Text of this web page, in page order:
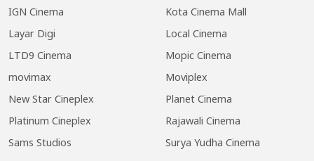
IGN Cinema
Kota Cinema Mall
Layar Digi
Local Cinema
LTD9 Cinema
Mopic Cinema
movimax
Moviplex
New Star Cineplex
Planet Cinema
Platinum Cineplex
Rajawali Cinema
Sams Studios
Surya Yudha Cinema